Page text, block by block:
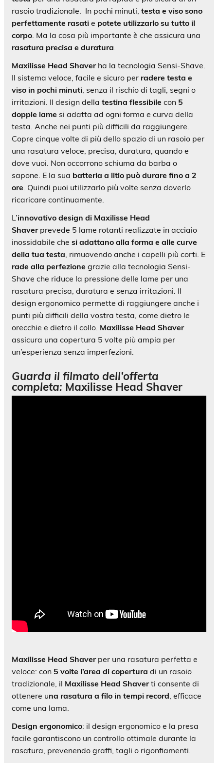
rasoio tradizionale. In pochi minuti, testa e viso sono
perfettamente rasati e potete utilizzarlo su tutto il
corpo . Ma la cosa più importante è che assicura una
rasatura precisa e duratura
Maxilisse Head Shaverha la tecnologia Sensi-Shave.
Il sistema veloce, facile e sicuro per radere testa e
viso in pochi minuti , senza il rischio di tagli, segni o
irritazioni. Il design della testina flessibile con 5
doppie lame si adatta ad ogni forma e curva della
testa. Anche nei punti più difficili da raggiungere.
Copre cinque volte di più dello spazio di un rasoio per
una rasatura veloce, precisa, duratura, quando e
dove vuoi. Non occorrono schiuma da barba o
sapone. E la sua batteria a litio può durare fino a 2
ore . Quindi puoi utilizzarlo più volte senza doverlo
ricaricare continuamente.
L’innovativo design di Maxilisse Head
Shaverprevede 5 lame rotanti realizzate in acciaio
inossidabile che si adattano alla forma e alle curve
della tua testa , rimuovendo anche i capelli più corti. E
rade alla perfezione grazie alla tecnologia Sensi-
Shave che riduce la pressione delle lame per una
rasatura precisa, duratura e senza irritazioni. Il
design ergonomico permette di raggiungere anche i
punti più difficili della vostra testa, come dietro le
orecchie e dietro il collo. Maxilisse Head Shaver
assicura una copertura 5 volte più ampia per
un’esperienza senza imperfezioni.
Guarda il filmato dell’offerta
completa: Maxilisse Head Shaver
Maxilisse Head Shaverper una rasatura perfetta e
veloce: con 5 volte l’area di copertura di un rasoio
tradizionale, il Maxilisse Head Shaverti consente di
ottenere una rasatura a filo in tempi record, efficace
come una lama.
Design ergonomico: il design ergonomico e la presa
facile garantiscono un controllo ottimale durante la
rasatura, prevenendo graffi, tagli o rigonfiamenti.